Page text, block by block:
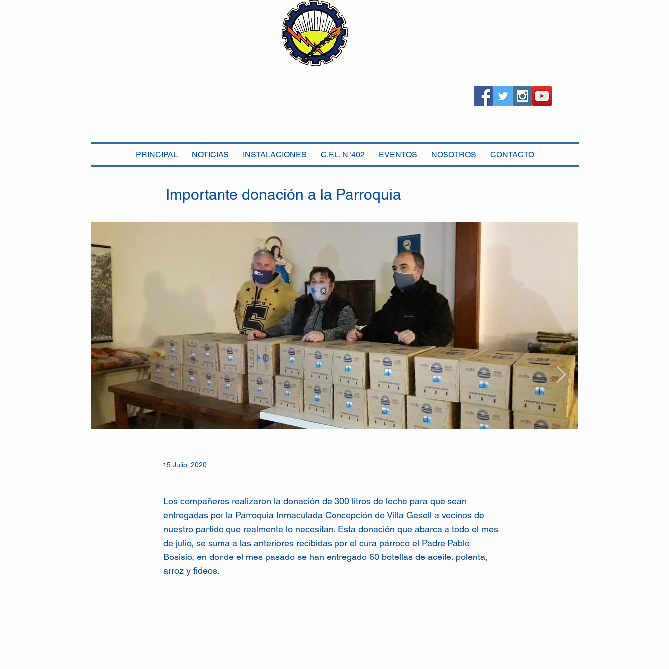
PRINCIPAL NOTICIAS INSTALACIONES C.F.L. N°402 EVENTOS NOSOTROS CONTACTO
Importante donación a la Parroquia
Los compañeros realizaron la donación de 300 litros de leche para que sean
entregadas por la Parroquia Inmaculada Concepción de Villa Gesell a vecinos de
nuestro partido que realmente lo necesitan. Esta donación que abarca a todo el mes
de julio, se suma a las anteriores recibidas por el cura párroco el Padre Pablo
Bosisio, en donde el mes pasado se han entregado 60 botellas de aceite. polenta,
arroz y fideos.
15 Julio, 2020